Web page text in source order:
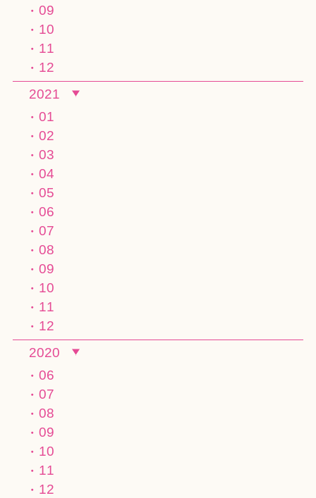
09
10
11
12
2021
01
02
03
04
05
06
07
08
09
10
11
12
2020
06
07
08
09
10
11
12